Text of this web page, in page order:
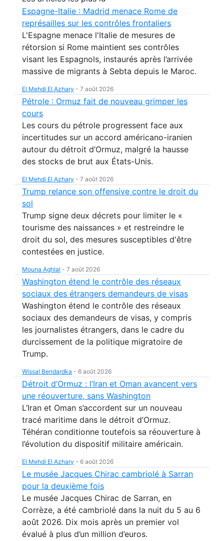
Espagne-Italie : Madrid menace Rome de
représailles sur les contrôles frontaliers
L'Espagne menace l'Italie de mesures de
rétorsion si Rome maintient ses contrôles
visant les Espagnols, instaurés après l’arrivée
massive de migrants à Sebta depuis le Maroc.
El Mehdi El Azhary - 7 août 2026
Pétrole : Ormuz fait de nouveau grimper les
cours
Les cours du pétrole progressent face aux
incertitudes sur un accord américano-iranien
autour du détroit d’Ormuz, malgré la hausse
des stocks de brut aux États-Unis.
El Mehdi El Azhary - 7 août 2026
Trump relance son offensive contre le droit du
sol
Trump signe deux décrets pour limiter le «
tourisme des naissances » et restreindre le
droit du sol, des mesures susceptibles d'être
contestées en justice.
Mouna Aghlal - 7 août 2026
Washington étend le contrôle des réseaux
sociaux des étrangers demandeurs de visas
Washington étend le contrôle des réseaux
sociaux des demandeurs de visas, y compris
les journalistes étrangers, dans le cadre du
durcissement de la politique migratoire de
Trump.
Wissal Bendardka - 6 août 2026
Détroit d’Ormuz : l’Iran et Oman avancent vers
une réouverture, sans Washington
L’Iran et Oman s’accordent sur un nouveau
tracé maritime dans le détroit d’Ormuz.
Téhéran conditionne toutefois sa réouverture à
l’évolution du dispositif militaire américain.
El Mehdi El Azhary - 6 août 2026
Le musée Jacques Chirac cambriolé à Sarran
pour la deuxième fois
Le musée Jacques Chirac de Sarran, en
Corrèze, a été cambriolé dans la nuit du 5 au 6
août 2026. Dix mois après un premier vol
évalué à plus d’un million d’euros.